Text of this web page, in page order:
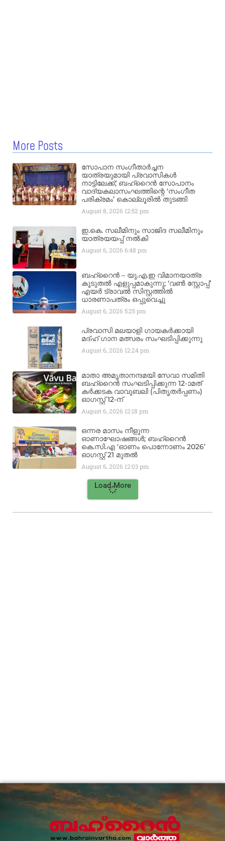
More Posts
സോപാന സംഗീതാർച്ചന
യാത്രയുമായി പ്രവാസികൾ
നാട്ടിലേക്ക്; ബഹ്‌റൈൻ സോപാനം
വാദ്യകലാസംഘത്തിന്റെ ‘സംഗീത
പരിക്രമം’ കൊല്ലൂരിൽ തുടങ്ങി
August 8, 2026 12:52 pm
ഇ.കെ. സലീമിനും സാജിദ സലീമിനും
യാത്രയയപ്പ് നൽകി
August 6, 20266:48 pm
ബഹ്‌റൈൻ – യു.എ.ഇ വിമാനയാത്ര
കൂടുതൽ എളുപ്പമാകുന്നു; ‘വൺ സ്റ്റോപ്പ്’
എയർ ട്രാവൽ സിസ്റ്റത്തിൽ
ധാരണാപത്രം ഒപ്പുവെച്ചു
August 6, 20265:25 pm
പ്രവാസി മലയാളി ഗായകർക്കായി
മദ്ഹ് ഗാന മത്സരം സംഘടിപ്പിക്കുന്നു
August 6, 2026 12:24 pm
മാതാ അമൃതാനന്ദമയി സേവാ സമിതി
ബഹ്‌റൈൻ സംഘടിപ്പിക്കുന്ന 12-ാമത്
കർക്കടക വാവുബലി (പിതൃതർപ്പണം)
ഓഗസ്റ്റ് 12-ന്
August 6, 2026 12:18 pm
ഒന്നര മാസം നീളുന്ന
ഓണാഘോഷങ്ങൾ; ബഹ്‌റൈൻ
കെ.സി.എ ‘ഓണം പൊന്നോണം 2026’
ഓഗസ്റ്റ് 21 മുതൽ
August 6, 2026 12:03 pm
Load More